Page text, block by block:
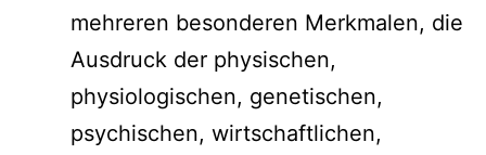
mehreren besonderen Merkmalen, die
Ausdruck der physischen,
physiologischen, genetischen,
psychischen, wirtschaftlichen,